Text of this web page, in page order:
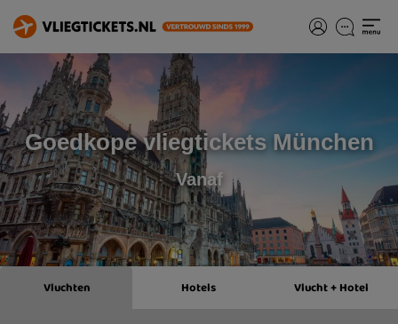
Goedkope vliegtickets München
Vanaf